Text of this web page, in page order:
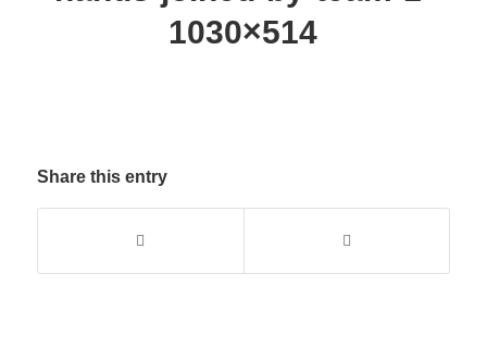
1030×514
Share this entry